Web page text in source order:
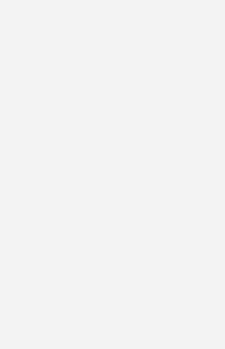
et sur le
vallée